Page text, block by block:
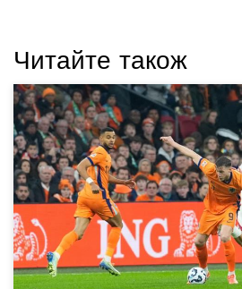
Читайте також